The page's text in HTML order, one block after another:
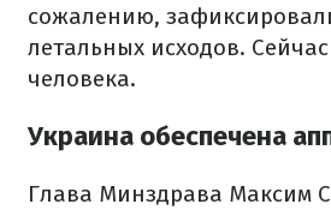
сожалению,
летальных исходов.
человека.
Украина обеспечена
Глава Минздрава Максим